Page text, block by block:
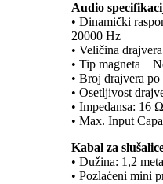
Audio
• Dinamički
20000 Hz
• Veličina
• Tip magneta
• Broj drajvera po
• Osetljivost
• Impedansa: 16 Ω
• Max. Input
Kabal za
• Dužina: 1,2
• Pozlaćeni mini